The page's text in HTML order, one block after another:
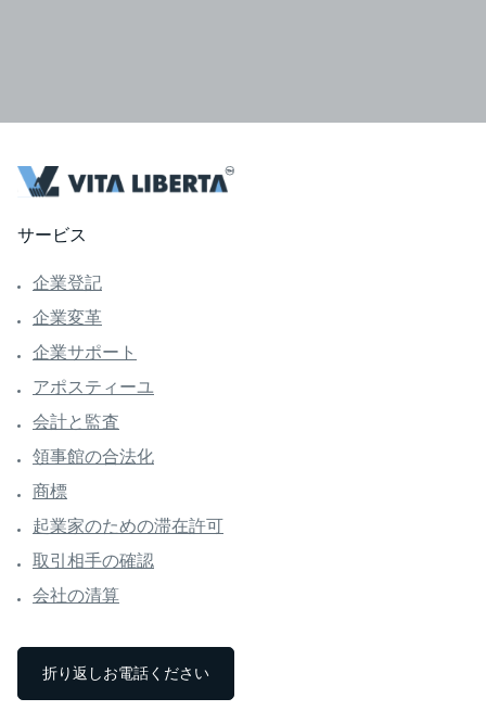
サービス
企業登記
企業変革
企業サポート
アポスティーユ
会計と監査
領事館の合法化
商標
起業家のための滞在許可
取引相手の確認
会社の清算
折り返しお電話ください